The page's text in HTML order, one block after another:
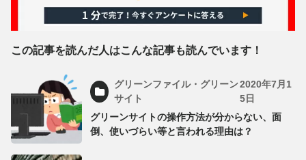
この記事を読んだ人はこんな記事も読んでいます！
グリーンファイル・グリーン
サイト
2020年7月1
5日
グリーンサイトの操作方法が分からない、面
倒、使いづらい等と言われる理由は？